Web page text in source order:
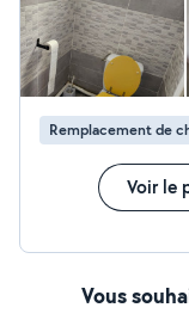
decés) Entretien Dépannage 24h/24 7j/7 N'hésitez pas
Sosmultiservices
Remplacement de
Voir le
Vous